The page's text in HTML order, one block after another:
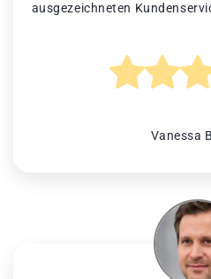
ausgezeichneten
Vanessa